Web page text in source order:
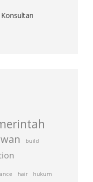
build
hair hukum